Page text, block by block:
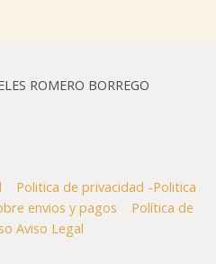
ROMERO BORREGO
Politica de privacidad -Politica
envios y pagos Política de
Aviso Legal